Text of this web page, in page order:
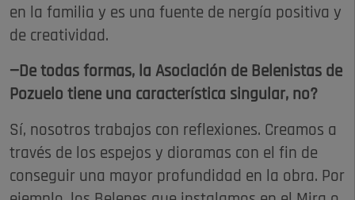
en la familia y es una fuente de nergía positiva y
de creatividad.
—De todas formas, la Asociación de Belenistas de
Pozuelo tiene una característica singular, no?
Sí, nosotros trabajos con reflexiones. Creamos a
través de los espejos y dioramas con el fin de
conseguir una mayor profundidad en la obra. Por